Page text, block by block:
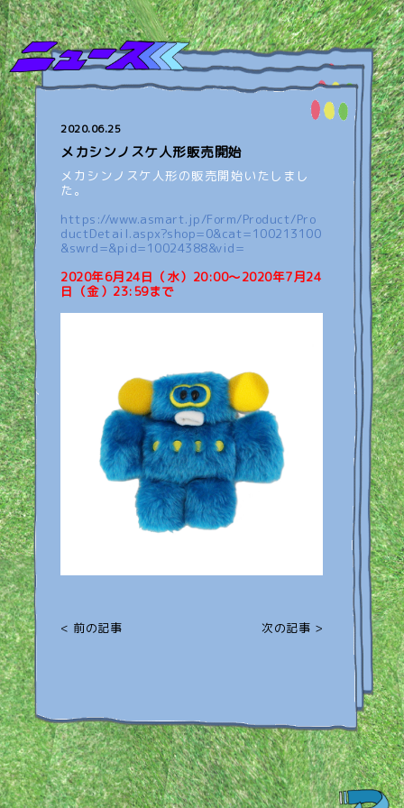
2020.06.25
メカシンノスケ人形販売開始
メカシンノスケ人形の販売開始いたしまし
た。
https://www.asmart.jp/Form/Product/Pro
ductDetail.aspx?shop=0&cat=100213100
&swrd=&pid=10024388&vid=
2020年6月24日（水）20:00～2020年7月24
日（金）23:59まで
< 前の記事 次の記事 >